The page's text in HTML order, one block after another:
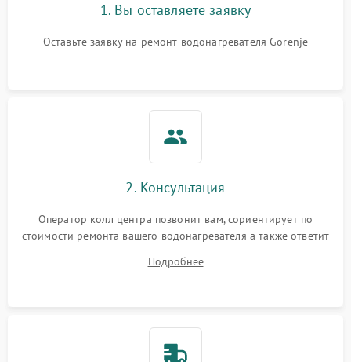
1. Вы оставляете заявку
Оставьте заявку на ремонт водонагревателя Gorenje
2. Консультация
Оператор колл центра позвонит вам, сориентирует по
стоимости ремонта вашего водонагревателя а также ответит
Подробнее